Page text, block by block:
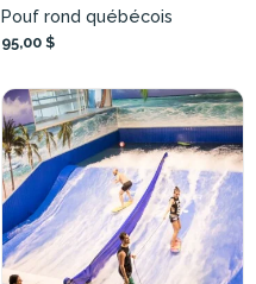
Pouf rond québécois
95,00 $